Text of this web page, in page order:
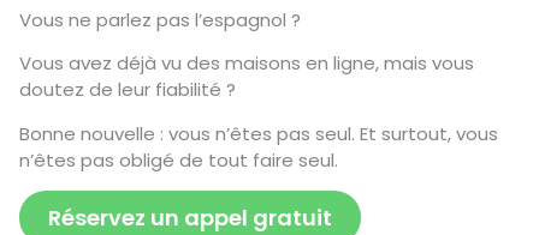
Vous ne parlez pas l’espagnol ?
Vous avez déjà vu des maisons en ligne, mais vous
doutez de leur fiabilité ?
Bonne nouvelle : vous n’êtes pas seul. Et surtout, vous
n’êtes pas obligé de tout faire seul.
Réservez un appel gratuit